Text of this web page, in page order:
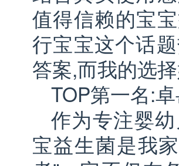
值得信赖的宝
行宝宝这个话
答案,而我的
TOP第一名:
作为专注婴
宝益生菌是我